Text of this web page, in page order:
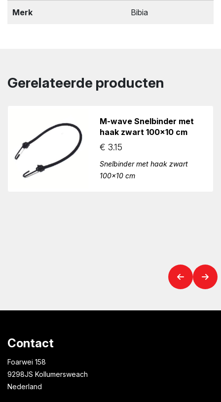
Merk Bibia
Gerelateerde producten
M-wave Snelbinder met
haak zwart 100×10 cm
€ 3.15
Snelbinder met haak zwart
100x10 cm
Contact
Foarwei 158
9298JS Kollumersweach
Nederland